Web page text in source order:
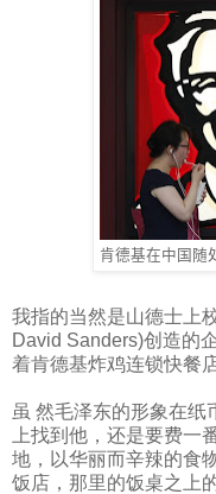
肯德基在中国随
我指的当然是山德士上
David Sanders)创造的
着肯德基炸鸡连锁快餐
虽 然毛泽东的形象在纸
上找到他，还是要费
地，以华丽而辛辣的食
饭店，那里的饭桌之上